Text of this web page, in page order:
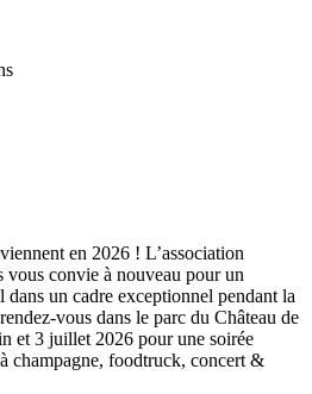
en 2026 ! L’association
convie à nouveau pour un
un cadre exceptionnel pendant la
vous dans le parc du Château de
et 3 juillet 2026 pour une soirée
champagne, foodtruck, concert &